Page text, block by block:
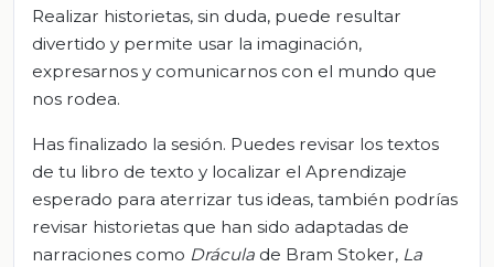
Realizar historietas, sin duda, puede resultar
divertido y permite usar la imaginación,
expresarnos y comunicarnos con el mundo que
nos rodea.
Has finalizado la sesión. Puedes revisar los textos
de tu libro de texto y localizar el Aprendizaje
esperado para aterrizar tus ideas, también podrías
revisar historietas que han sido adaptadas de
narraciones como Drácula de Bram Stoker, La